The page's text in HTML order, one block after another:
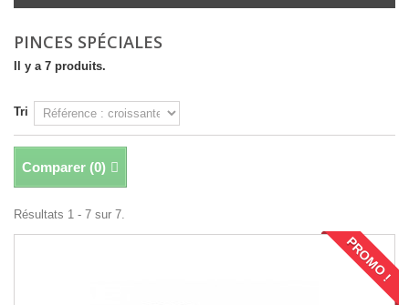
PINCES SPÉCIALES
Il y a 7 produits.
Tri
Comparer (0)
Résultats 1 - 7 sur 7.
PROMO !